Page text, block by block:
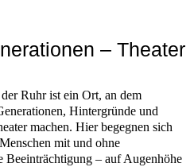
– Theater
Ruhr ist ein Ort, an dem
Hintergründe und
machen. Hier begegnen sich
mit und ohne
Beeinträchtigung – auf Augenhöhe